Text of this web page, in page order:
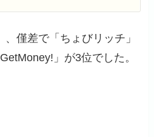
僅差で「ちょびリッチ」
」が3位でした。